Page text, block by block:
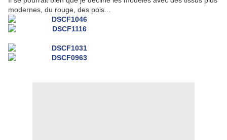
modernes, du rouge, des pois...